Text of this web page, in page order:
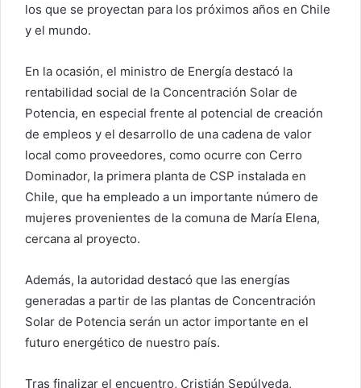
los que se proyectan para los próximos años en Chile
y el mundo.
En la ocasión, el ministro de Energía destacó la
rentabilidad social de la Concentración Solar de
Potencia, en especial frente al potencial de creación
de empleos y el desarrollo de una cadena de valor
local como proveedores, como ocurre con Cerro
Dominador, la primera planta de CSP instalada en
Chile, que ha empleado a un importante número de
mujeres provenientes de la comuna de María Elena,
cercana al proyecto.
Además, la autoridad destacó que las energías
generadas a partir de las plantas de Concentración
Solar de Potencia serán un actor importante en el
futuro energético de nuestro país.
Tras finalizar el encuentro, Cristián Sepúlveda,